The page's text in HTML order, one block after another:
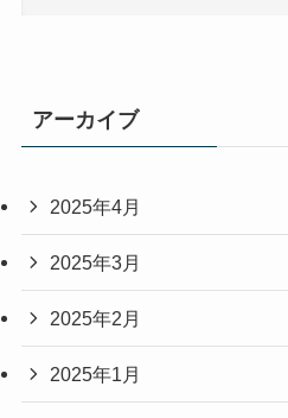
アーカイブ
2025年4月
2025年3月
2025年2月
2025年1月